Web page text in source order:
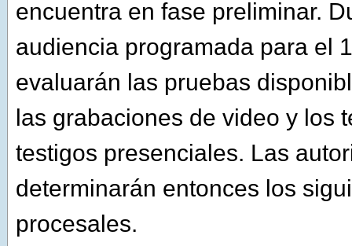
encuentra en fase preliminar.
audiencia programada para el
evaluarán las pruebas
las grabaciones de video y los
testigos presenciales. Las
determinarán entonces los
procesales.